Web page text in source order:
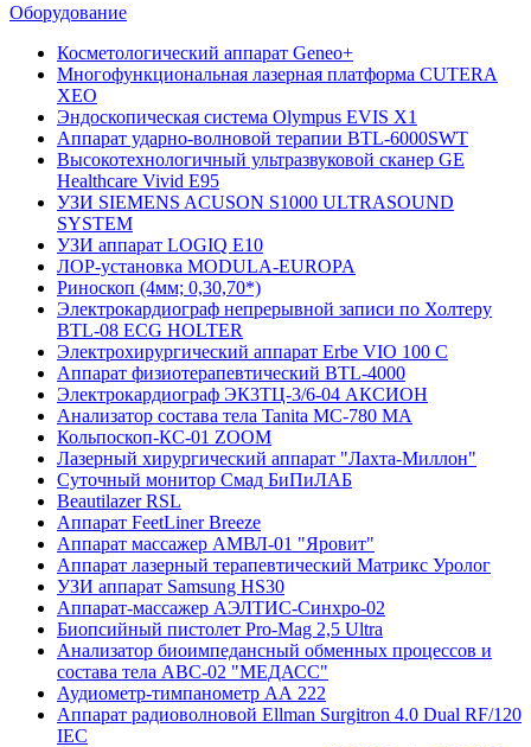
Оборудование
Косметологический аппарат Geneo+
Многофункциональная лазерная платформа CUTERA
XEO
Эндоскопическая система Olympus EVIS X1
Аппарат ударно-волновой терапии BTL-6000SWT
Высокотехнологичный ультразвуковой сканер GE
Healthcare Vivid E95
УЗИ SIEMENS ACUSON S1000 ULTRASOUND
SYSTEM
УЗИ аппарат LOGIQ E10
ЛОР-установка MODULA-EUROPA
Риноскоп (4мм; 0,30,70*)
Электрокардиограф непрерывной записи по Холтеру
BTL-08 ECG HOLTER
Электрохирургический аппарат Erbe VIO 100 C
Аппарат физиотерапевтический BTL-4000
Электрокардиограф ЭК3ТЦ-3/6-04 АКСИОН
Анализатор состава тела Tanita MC-780 MA
Кольпоскоп-КС-01 ZOOM
Лазерный хирургический аппарат "Лахта-Миллон"
Суточный монитор Смад БиПиЛАБ
Beautilazer RSL
Аппарат FeetLiner Breeze
Аппарат массажер АМВЛ-01 "Яровит"
Аппарат лазерный терапевтический Матрикс Уролог
УЗИ аппарат Samsung HS30
Аппарат-массажер AЭЛТИС-Синхро-02
Биопсийный пистолет Pro-Mag 2,5 Ultra
Анализатор биоимпедансный обменных процессов и
состава тела ABC-02 "МЕДАСС"
Аудиометр-тимпанометр АА 222
Аппарат радиоволновой Ellman Surgitron 4.0 Dual RF/120
IEC